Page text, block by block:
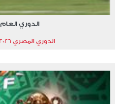
الدوري العام
الدوري المصري 2025/2026